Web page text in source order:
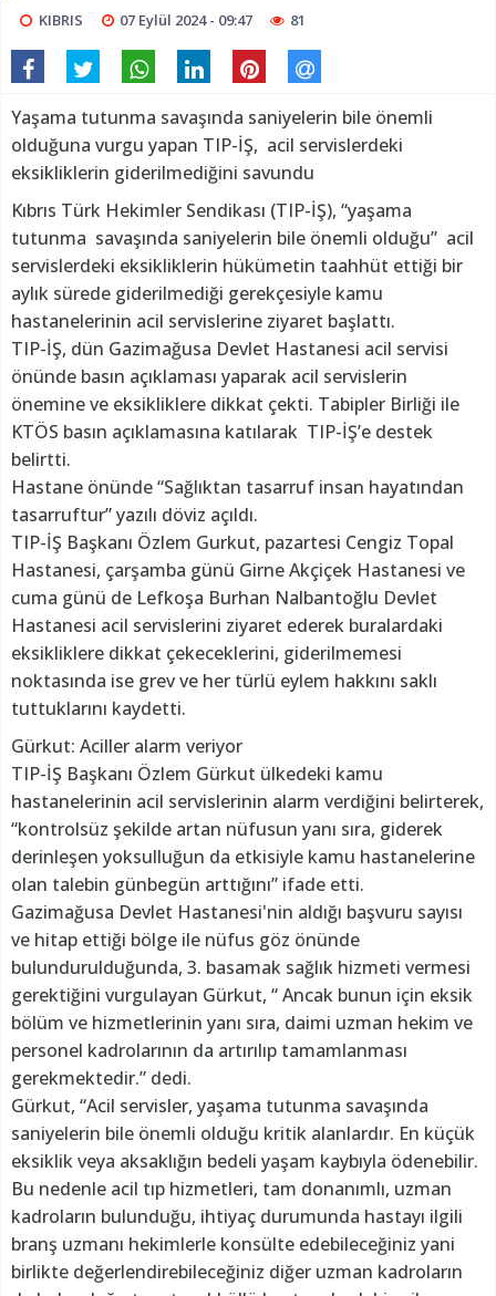
KIBRIS 07 Eylül 2024 - 09:47 81
Yaşama tutunma savaşında saniyelerin bile önemli
olduğuna vurgu yapan TIP-İŞ, acil servislerdeki
eksikliklerin giderilmediğini savundu
Kıbrıs Türk Hekimler Sendikası (TIP-İŞ), “yaşama
tutunma savaşında saniyelerin bile önemli olduğu” acil
servislerdeki eksikliklerin hükümetin taahhüt ettiği bir
aylık sürede giderilmediği gerekçesiyle kamu
hastanelerinin acil servislerine ziyaret başlattı.
TIP-İŞ, dün Gazimağusa Devlet Hastanesi acil servisi
önünde basın açıklaması yaparak acil servislerin
önemine ve eksikliklere dikkat çekti. Tabipler Birliği ile
KTÖS basın açıklamasına katılarak TIP-İŞ’e destek
belirtti.
Hastane önünde “Sağlıktan tasarruf insan hayatından
tasarruftur” yazılı döviz açıldı.
TIP-İŞ Başkanı Özlem Gurkut, pazartesi Cengiz Topal
Hastanesi, çarşamba günü Girne Akçiçek Hastanesi ve
cuma günü de Lefkoşa Burhan Nalbantoğlu Devlet
Hastanesi acil servislerini ziyaret ederek buralardaki
eksikliklere dikkat çekeceklerini, giderilmemesi
noktasında ise grev ve her türlü eylem hakkını saklı
tuttuklarını kaydetti.
Gürkut: Aciller alarm veriyor
TIP-İŞ Başkanı Özlem Gürkut ülkedeki kamu
hastanelerinin acil servislerinin alarm verdiğini belirterek,
“kontrolsüz şekilde artan nüfusun yanı sıra, giderek
derinleşen yoksulluğun da etkisiyle kamu hastanelerine
olan talebin günbegün arttığını” ifade etti.
Gazimağusa Devlet Hastanesi'nin aldığı başvuru sayısı
ve hitap ettiği bölge ile nüfus göz önünde
bulundurulduğunda, 3. basamak sağlık hizmeti vermesi
gerektiğini vurgulayan Gürkut, “ Ancak bunun için eksik
bölüm ve hizmetlerinin yanı sıra, daimi uzman hekim ve
personel kadrolarının da artırılıp tamamlanması
gerekmektedir.” dedi.
Gürkut, “Acil servisler, yaşama tutunma savaşında
saniyelerin bile önemli olduğu kritik alanlardır. En küçük
eksiklik veya aksaklığın bedeli yaşam kaybıyla ödenebilir.
Bu nedenle acil tıp hizmetleri, tam donanımlı, uzman
kadroların bulunduğu, ihtiyaç durumunda hastayı ilgili
branş uzmanı hekimlerle konsülte edebileceğiniz yani
birlikte değerlendirebileceğiniz diğer uzman kadroların